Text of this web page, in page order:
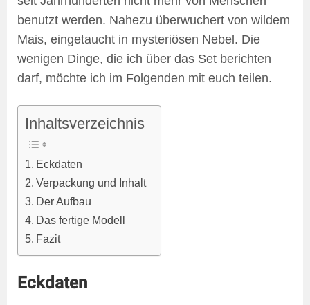
benutzt werden. Nahezu überwuchert von wildem
Mais, eingetaucht in mysteriösen Nebel. Die
wenigen Dinge, die ich über das Set berichten
darf, möchte ich im Folgenden mit euch teilen.
Inhaltsverzeichnis
Eckdaten
Verpackung und Inhalt
Der Aufbau
Das fertige Modell
Fazit
Eckdaten